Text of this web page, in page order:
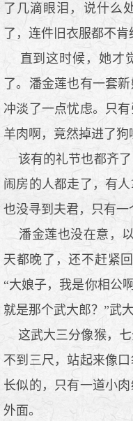
了几滴眼泪，说什么
了，连件旧衣服都不肯
直到这时候，她才
了。潘金莲也有一套
冲淡了一点忧虑。只
羊肉啊，竟然掉进了狗
该有的礼节也都齐了
闹房的人都走了，有
也没寻到夫君，只有一
潘金莲也没在意，以
天都晚了，还不赶紧
“大娘子，我是你相公
就是那个武大郎？”武
这武大三分像猴，七
不到三尺，站起来像
长似的，只有一道小
外面。